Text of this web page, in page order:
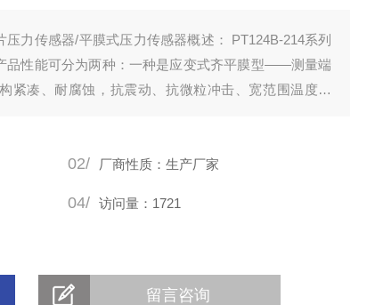
器/平膜式压力传感器概述： PT124B-214系列
品性能可分为两种：一种是应变式齐平膜型——测量端
紧凑、耐腐蚀，抗震动、抗微粒冲击、宽范围温度补
02/ 厂商性质：生产厂家
04/ 访问量：1721
留言咨询